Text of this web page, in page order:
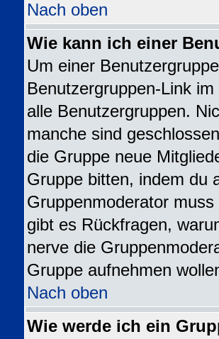
Nach oben
Wie kann ich einer
Um einer
Benutzergruppen-Link
alle Benutzergruppen.
manche sind
die Gruppe neue
Gruppe bitten, indem du
Gruppenmoderator
gibt es Rückfragen,
nerve die
Gruppe aufnehmen
Nach oben
Wie werde ich ein